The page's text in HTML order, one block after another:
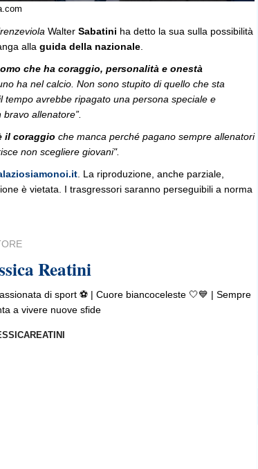
Walter Sabatini ha detto la sua sulla possibilità
alla guida della nazionale
che ha coraggio, personalità e onestà
ha nel calcio. Non sono stupito di quello che sta
tempo avrebbe ripagato una persona speciale e
allenatore”.
il coraggio che manca perché pagano sempre allenatori
non scegliere giovani".
. La riproduzione, anche parziale,
è vietata. I trasgressori saranno perseguibili a norma
Reatini
di sport ⚽️ | Cuore biancoceleste 🤍💙 | Sempre
a vivere nuove sfide